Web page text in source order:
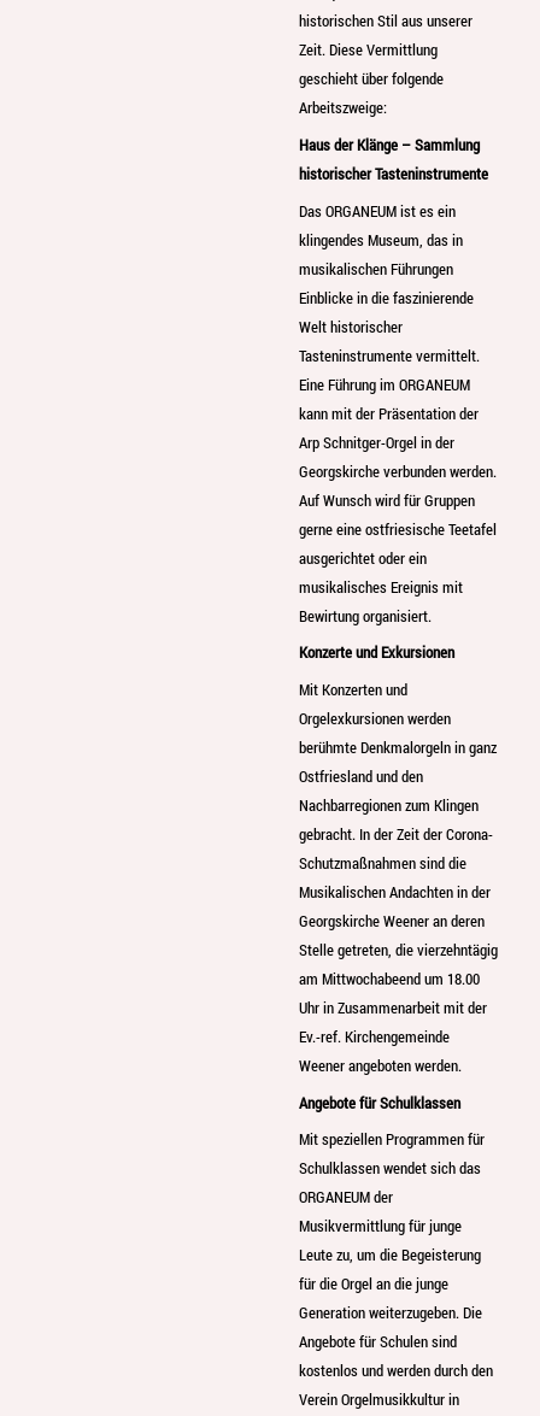
historischen Stil aus unserer
Zeit. Diese Vermittlung
geschieht über folgende
Arbeitszweige:
Haus der Klänge – Sammlung
historischer Tasteninstrumente
Das ORGANEUM ist es ein
klingendes Museum, das in
musikalischen Führungen
Einblicke in die faszinierende
Welt historischer
Tasteninstrumente vermittelt.
Eine Führung im ORGANEUM
kann mit der Präsentation der
Arp Schnitger-Orgel in der
Georgskirche verbunden werden.
Auf Wunsch wird für Gruppen
gerne eine ostfriesische Teetafel
ausgerichtet oder ein
musikalisches Ereignis mit
Bewirtung organisiert.
Konzerte und Exkursionen
Mit Konzerten und
Orgelexkursionen werden
berühmte Denkmalorgeln in ganz
Ostfriesland und den
Nachbarregionen zum Klingen
gebracht. In der Zeit der Corona-
Schutzmaßnahmen sind die
Musikalischen Andachten in der
Georgskirche Weener an deren
Stelle getreten, die vierzehntägig
am Mittwochabeend um 18.00
Uhr in Zusammenarbeit mit der
Ev.-ref. Kirchengemeinde
Weener angeboten werden.
Angebote für Schulklassen
Mit speziellen Programmen für
Schulklassen wendet sich das
ORGANEUM der
Musikvermittlung für junge
Leute zu, um die Begeisterung
für die Orgel an die junge
Generation weiterzugeben. Die
Angebote für Schulen sind
kostenlos und werden durch den
Verein Orgelmusikkultur in